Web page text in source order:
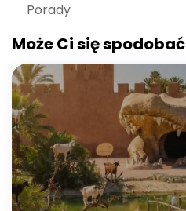
Porady
Może Ci się spodobać